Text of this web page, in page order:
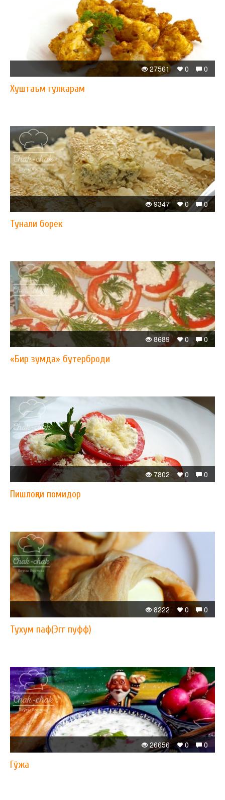
0
0
27561
Хуштаъм гулкарам
0
0
9347
Тунали борек
0
0
8689
«Бир зумда» бутерброди
0
0
7802
Пишлоқли помидор
0
0
8222
Тухум паф(Эгг пуфф)
0
0
26656
Гўжа